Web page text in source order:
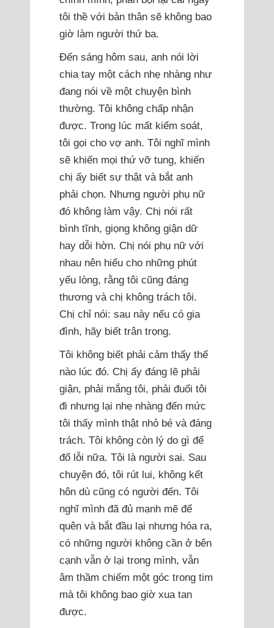
tôi thề với bản thân sẽ không bao
giờ làm người thứ ba.
Đến sáng hôm sau, anh nói lời
chia tay một cách nhẹ nhàng như
đang nói về một chuyện bình
thường. Tôi không chấp nhận
được. Trong lúc mất kiểm soát,
tôi gọi cho vợ anh. Tôi nghĩ mình
sẽ khiến mọi thứ vỡ tung, khiến
chị ấy biết sự thật và bắt anh
phải chọn. Nhưng người phụ nữ
đó không làm vậy. Chị nói rất
bình tĩnh, giọng không giận dữ
hay dỗi hờn. Chị nói phụ nữ với
nhau nên hiểu cho những phút
yếu lòng, rằng tôi cũng đáng
thương và chị không trách tôi.
Chị chỉ nói: sau này nếu có gia
đình, hãy biết trân trọng.
Tôi không biết phải cảm thấy thế
nào lúc đó. Chị ấy đáng lẽ phải
giận, phải mắng tôi, phải đuổi tôi
đi nhưng lại nhẹ nhàng đến mức
tôi thấy mình thật nhỏ bé và đáng
trách. Tôi không còn lý do gì để
đổ lỗi nữa. Tôi là người sai. Sau
chuyện đó, tôi rút lui, không kết
hôn dù cũng có người đến. Tôi
nghĩ mình đã đủ mạnh mẽ để
quên và bắt đầu lại nhưng hóa ra,
có những người không cần ở bên
cạnh vẫn ở lại trong mình, vẫn
âm thầm chiếm một góc trong tim
mà tôi không bao giờ xua tan
được.